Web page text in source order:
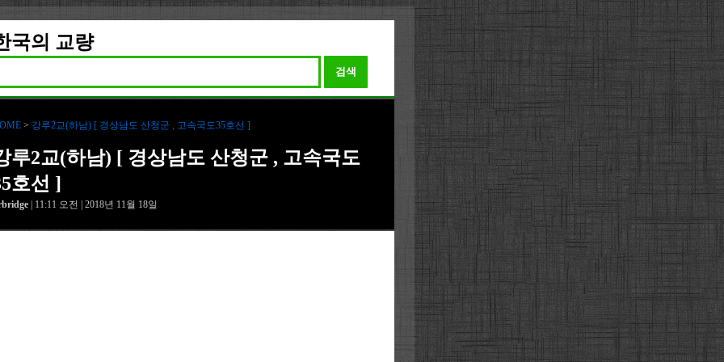
국의 교량
검색
> 강루2교(하남) [ 경상남도 산청군 , 고속국도35호선 ]
루2교(하남) [ 경상남도 산청군 , 고속국도
호선 ]
| 11:11 오전 | 2018년 11월 18일